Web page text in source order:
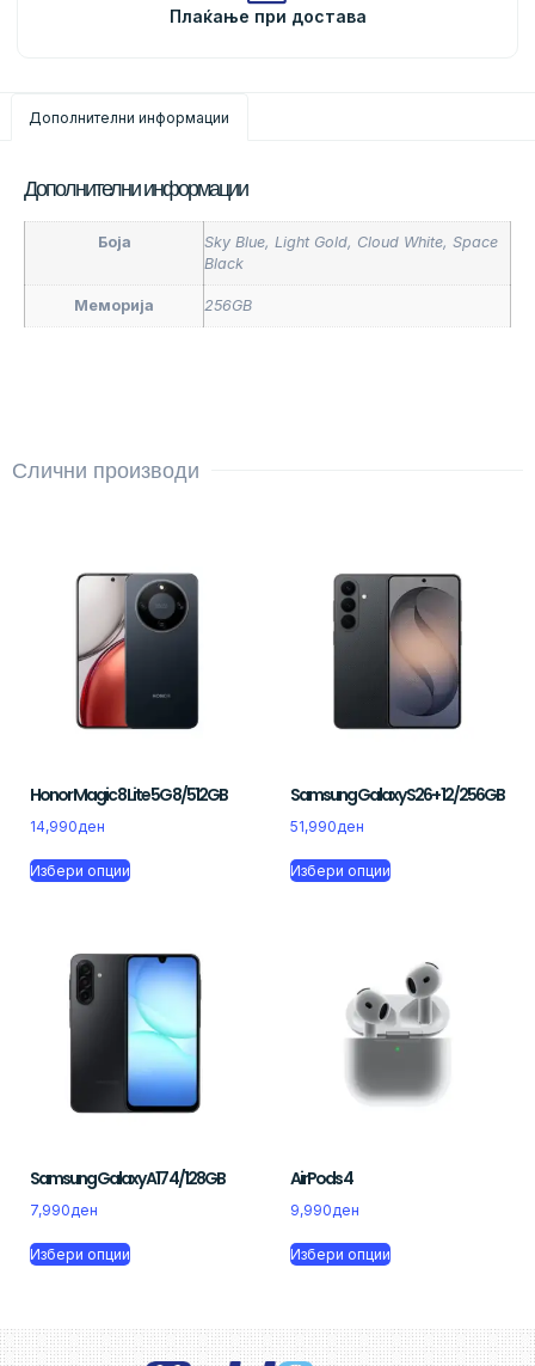
Плаќање при достава
Дополнителни информации
Дополнителни информации
Боја
Sky Blue, Light Gold, Cloud White, Space
Black
Меморија 256GB
Слични производи
Honor Magic 8 Lite 5G 8/512GB
14,990ден
Избери опции
Samsung Galaxy S26+ 12/256GB
51,990ден
Избери опции
Samsung Galaxy A17 4/128GB
7,990ден
Избери опции
AirPods 4
9,990ден
Избери опции